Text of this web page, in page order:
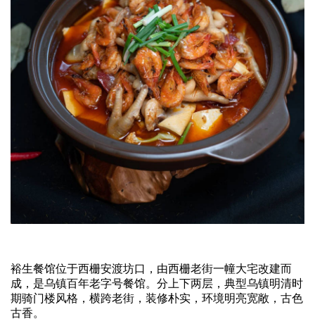
裕生餐馆位于西栅安渡坊口，由西栅老街一幢大宅改建而
成，是乌镇百年老字号餐馆。分上下两层，典型乌镇明清时
期骑门楼风格，横跨老街，装修朴实，环境明亮宽敞，古色
古香。